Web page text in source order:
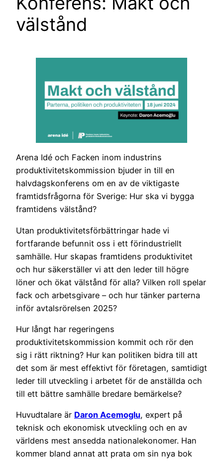
välstånd
Arena Idé och Facken inom industrins
produktivitetskommission bjuder in till en
halvdagskonferens om en av de viktigaste
framtidsfrågorna för Sverige: Hur ska vi bygga
framtidens välstånd?
Utan produktivitetsförbättringar hade vi
fortfarande befunnit oss i ett förindustriellt
samhälle. Hur skapas framtidens produktivitet
och hur säkerställer vi att den leder till högre
löner och ökat välstånd för alla? Vilken roll spelar
fack och arbetsgivare – och hur tänker parterna
inför avtalsrörelsen 2025?
Hur långt har regeringens
produktivitetskommission kommit och rör den
sig i rätt riktning? Hur kan politiken bidra till att
det som är mest effektivt för företagen, samtidigt
leder till utveckling i arbetet för de anställda och
till ett bättre samhälle bredare bemärkelse?
Huvudtalare är Daron Acemoglu, expert på
teknisk och ekonomisk utveckling och en av
världens mest ansedda nationalekonomer. Han
kommer bland annat att prata om sin nya bok